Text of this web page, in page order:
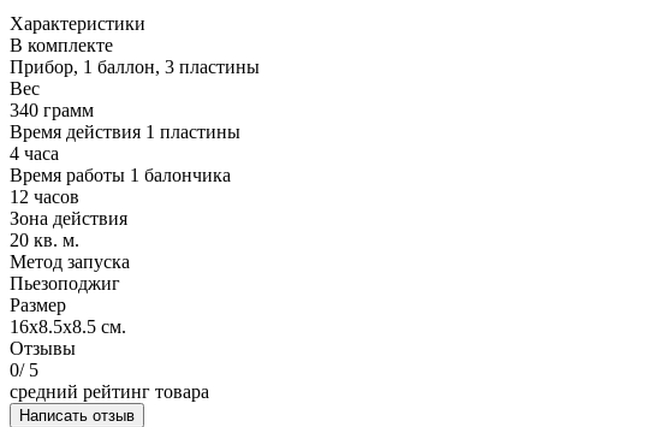
Характеристики
В комплекте
Прибор, 1 баллон, 3 пластины
Вес
340 грамм
Время действия 1 пластины
4 часа
Время работы 1 балончика
12 часов
Зона действия
20 кв. м.
Метод запуска
Пьезоподжиг
Размер
16х8.5х8.5 см.
Отзывы
0/ 5
средний рейтинг товара
Написать отзыв